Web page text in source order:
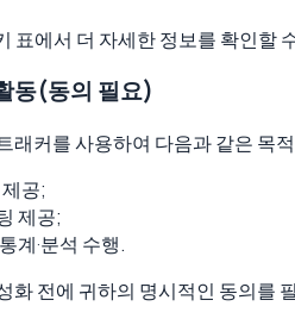
표에서 더 자세한 정보를 확인할
동(동의 필요)
래커를 사용하여 다음과 같은 목
공;
제공;
계·분석 수행.
화 전에 귀하의 명시적인 동의를